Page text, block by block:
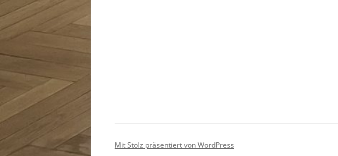
Mit Stolz präsentiert von WordPress